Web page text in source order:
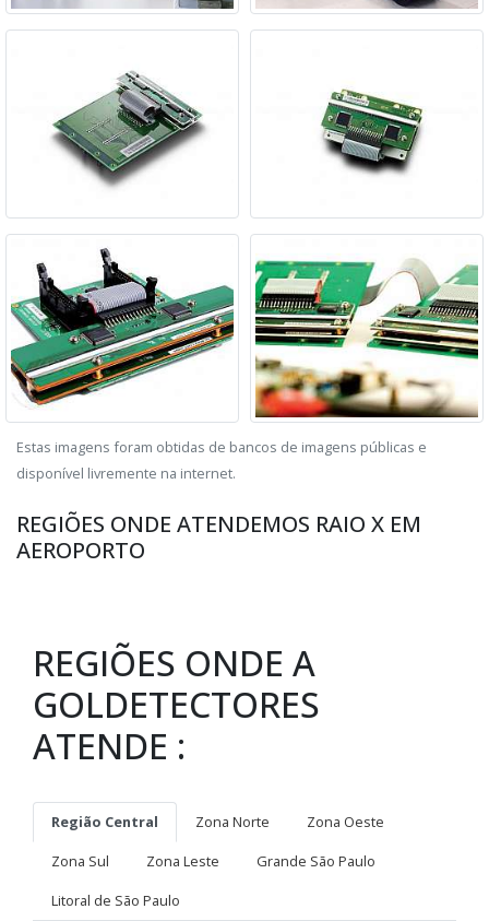
Estas imagens foram obtidas de bancos de imagens públicas e
disponível livremente na internet.
REGIÕES ONDE ATENDEMOS RAIO X EM
AEROPORTO
REGIÕES ONDE A
GOLDETECTORES
ATENDE :
Região Central Zona Norte
Zona Oeste
Zona Sul
Zona Leste
Grande São Paulo
Litoral de São Paulo